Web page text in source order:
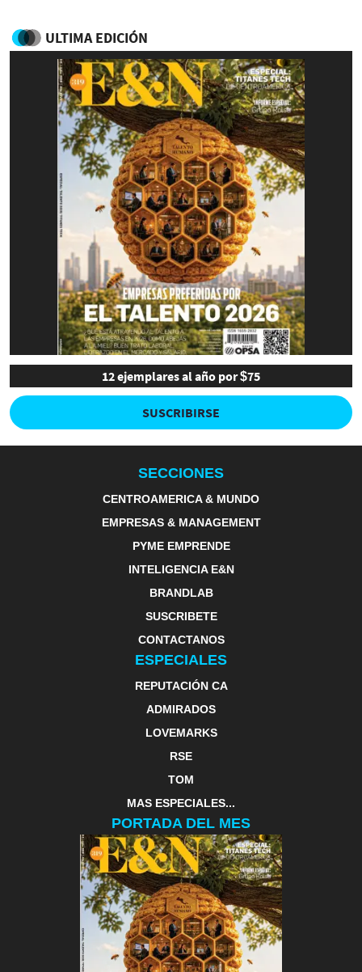
ULTIMA EDICIÓN
12 ejemplares al año por $75
SUSCRIBIRSE
SECCIONES
CENTROAMERICA & MUNDO
EMPRESAS & MANAGEMENT
PYME EMPRENDE
INTELIGENCIA E&N
BRANDLAB
SUSCRIBETE
CONTACTANOS
ESPECIALES
REPUTACIÓN CA
ADMIRADOS
LOVEMARKS
RSE
TOM
MAS ESPECIALES...
PORTADA DEL MES